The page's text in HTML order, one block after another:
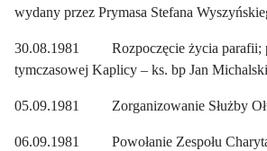
wydany przez Prymasa Stefana
30.08.1981 Rozpoczęcie życia parafii;
tymczasowej Kaplicy – ks. bp Jan Michalski
05.09.1981 Zorganizowanie Służby
06.09.1981 Powołanie Zespołu